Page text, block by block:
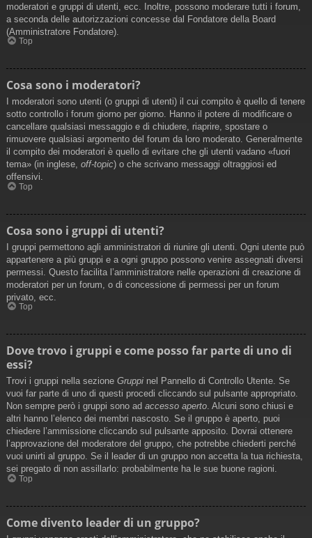
moderatori e gruppi di utenti, ecc. Inoltre, possono moderare tutti i forum,
a seconda delle autorizzazioni concesse dal Fondatore della Board
(Amministratore Fondatore).
Top
Cosa sono i moderatori?
I moderatori sono utenti (o gruppi di utenti) il cui compito è quello di tenere
sotto controllo i forum giorno per giorno. Hanno il potere di modificare o
cancellare qualsiasi messaggio e di chiudere, riaprire, spostare o
rimuovere qualsiasi argomento del forum da loro moderato. Generalmente
il compito dei moderatori è quello di evitare che gli utenti vadano «fuori
tema» (in inglese, off-topic) o che scrivano messaggi oltraggiosi ed
offensivi.
Top
Cosa sono i gruppi di utenti?
I gruppi permettono agli amministratori di riunire gli utenti. Ogni utente può
appartenere a più gruppi e a ogni gruppo possono venire assegnati diversi
permessi. Questo facilita l’amministratore nelle operazioni di creazione di
moderatori per un forum, o di concessione di permessi per un forum
privato, ecc.
Top
Dove trovo i gruppi e come posso far parte di uno di
essi?
Trovi i gruppi nella sezione Gruppi nel Pannello di Controllo Utente. Se
vuoi far parte di uno di questi procedi cliccando sul pulsante appropriato.
Non sempre però i gruppi sono ad accesso aperto. Alcuni sono chiusi e
altri hanno l’elenco dei membri nascosto. Se il gruppo è aperto, puoi
chiedere l’ammissione cliccando sul pulsante apposito. Dovrai ottenere
l’approvazione del moderatore del gruppo, che potrebbe chiederti perché
vuoi unirti al gruppo. Se il leader di un gruppo non accetta la tua richiesta,
sei pregato di non assillarlo: probabilmente ha le sue buone ragioni.
Top
Come divento leader di un gruppo?